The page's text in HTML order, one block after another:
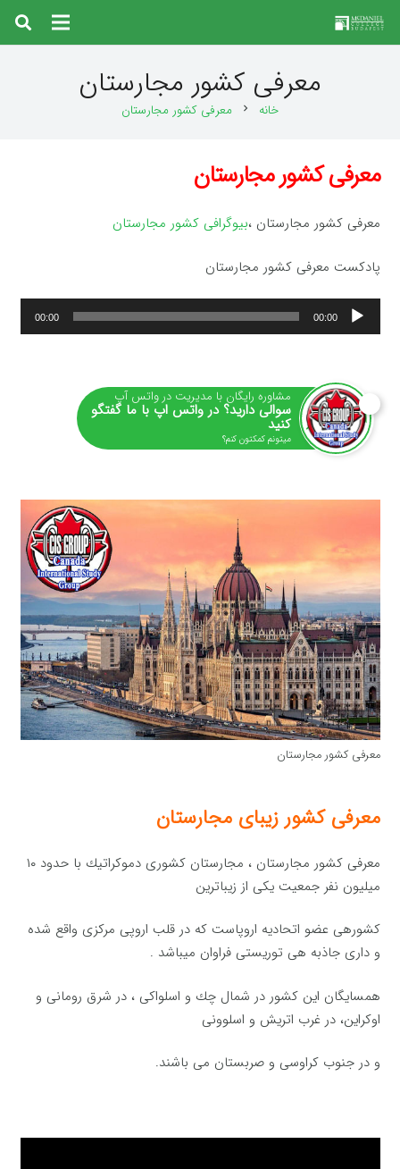
معرفی کشور مجارستان
خانه chevron_right معرفی کشور مجارستان
معرفی کشور مجارستان
معرفی کشور مجارستان ،بیوگرافی کشور مجارستان
پادکست معرفی کشور مجارستان
پخش‌کننده
صوت
00:00
00:00
مشاوره رایگان با مدیریت در واتس آپ
سوالی دارید؟ در واتس اپ با ما گفتگو
کنید
میتونم کمکتون کنم؟
معرفی کشور مجارستان
معرفی کشور زیبای مجارستان
معرفی کشور مجارستان ، مجارستان كشوری دموكراتیك با حدود ۱۰
میلیون نفر جمعیت یكی از زیباترین
كشورهی عضو اتحادیه اروپاست كه در قلب اروپی مركزی واقع شده
و داری جاذبه هی توریستی فراوان میباشد .
همسایگان این کشور در شمال چك و اسلواكی ، در شرق رومانی و
اوكراین، در غرب اتریش و اسلوونی
و در جنوب كراوسی و صربستان می باشند.